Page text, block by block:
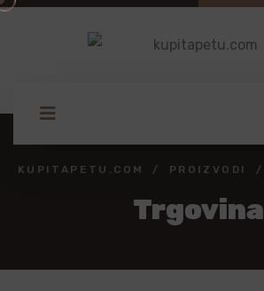
KUPITAPETU.COM PROIZVODI
Trgovina